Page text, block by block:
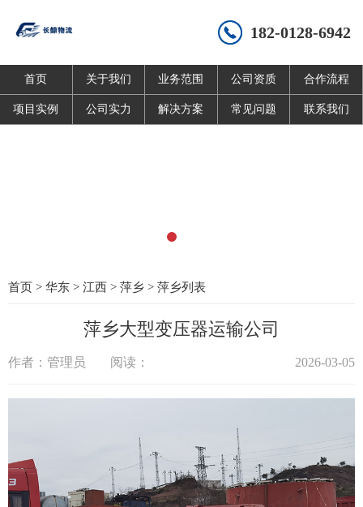
182-0128-6942
首页 关于我们 业务范围 公司资质 合作流程
项目实例 公司实力 解决方案 常见问题 联系我们
首页 > 华东 > 江西 > 萍乡 > 萍乡列表
萍乡大型变压器运输公司
作者：管理员 阅读： 2026-03-05